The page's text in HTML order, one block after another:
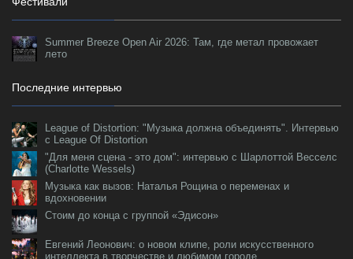
Summer Breeze Open Air 2026: Там, где метал провожает
лето
Последние интервью
League of Distortion: "Музыка должна объединять". Интервью
с League Of Distortion
"Для меня сцена - это дом": интервью с Шарлоттой Весселс
(Charlotte Wessels)
Музыка как вызов: Наталья Рощина о переменах и
вдохновении
Стоим до конца с группой «Эдисон»
Евгений Леонович: о новом клипе, роли искусственного
интеллекта в творчестве и любимом городе